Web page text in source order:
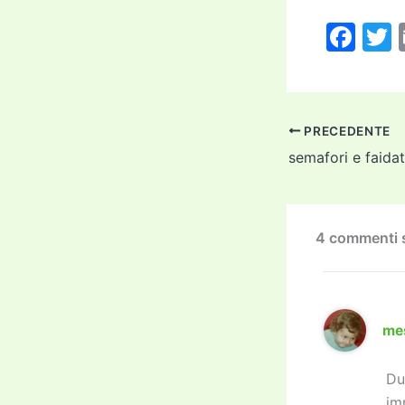
F
c
e
b
o
k
PRECEDENTE
semafori e
4 commenti